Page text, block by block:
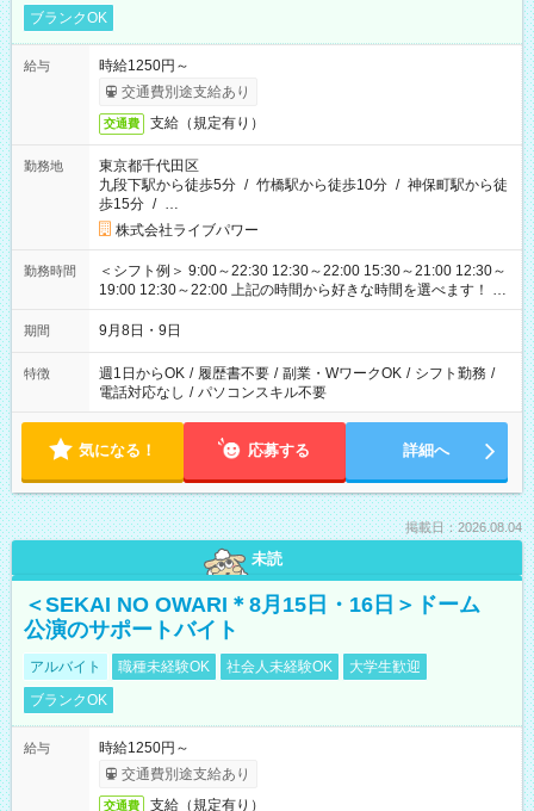
ブランクOK
給与
時給1250円～
交通費別途支給あり
交通費 支給（規定有り）
勤務地
東京都千代田区
九段下駅から徒歩5分 / 竹橋駅から徒歩10分 / 神保町駅から徒
歩15分 / …
株式会社ライブパワー
勤務時間
＜シフト例＞ 9:00～22:30 12:30～22:00 15:30～21:00 12:30～
19:00 12:30～22:00 上記の時間から好きな時間を選べます！ ※
時間は変更となる可能性があります
期間 9月8日・9日
特徴 週1日からOK / 履歴書不要 / 副業・WワークOK / シフト勤務 /
電話対応なし / パソコンスキル不要
気になる！ 応募する 詳細へ
掲載日：2026.08.04
未読
＜SEKAI NO OWARI＊8月15日・16日＞ドーム
公演のサポートバイト
アルバイト 職種未経験OK 社会人未経験OK
大学生歓迎
ブランクOK
給与
時給1250円～
交通費別途支給あり
交通費 支給（規定有り）